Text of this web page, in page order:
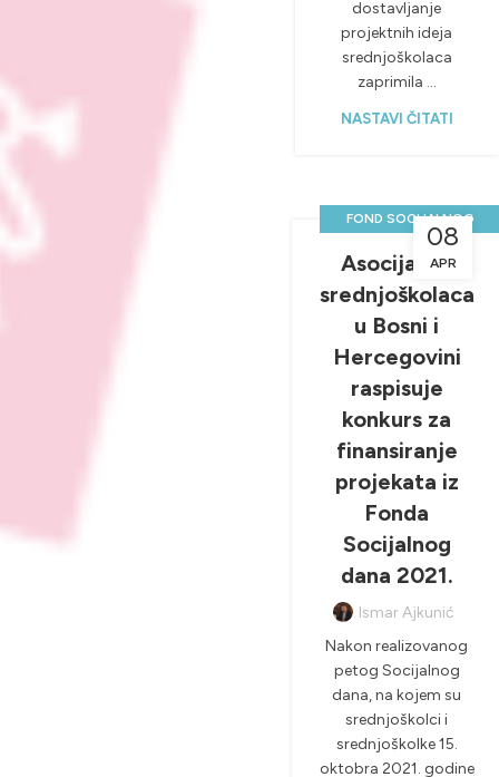
dostavljanje
projektnih ideja
srednjoškolaca
zaprimila ...
NASTAVI ČITATI
08
APR
FOND SOCIJALNOG
DANA
,NOVOSTI & PROJEKTI
Asocijacija
srednjoškolaca
u Bosni i
Hercegovini
raspisuje
konkurs za
finansiranje
projekata iz
Fonda
Socijalnog
dana 2021.
Ismar Ajkunić
Nakon realizovanog
petog Socijalnog
dana, na kojem su
srednjoškolci i
srednjoškolke 15.
oktobra 2021. godine